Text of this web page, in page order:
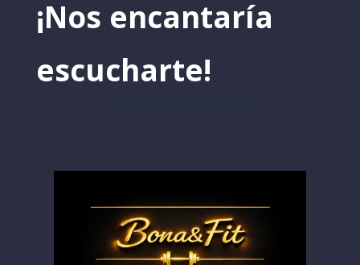
¡Nos encantaría
escucharte!